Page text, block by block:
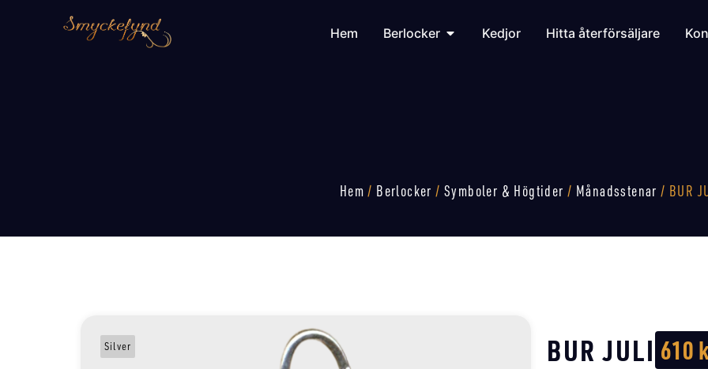
Hem Berlocker Kedjor Hitta återförsäljare
Hem / Berlocker /Symboler & Högtider / Månadsstenar / BUR
Silver BUR JULI 610